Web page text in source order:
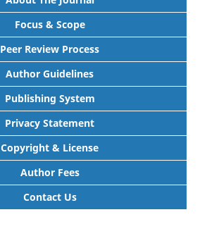
Focus & Scope
Peer Review Process
Author Guidelines
Publishing System
Privacy Statement
Copyright & License
Author Fees
Contact Us